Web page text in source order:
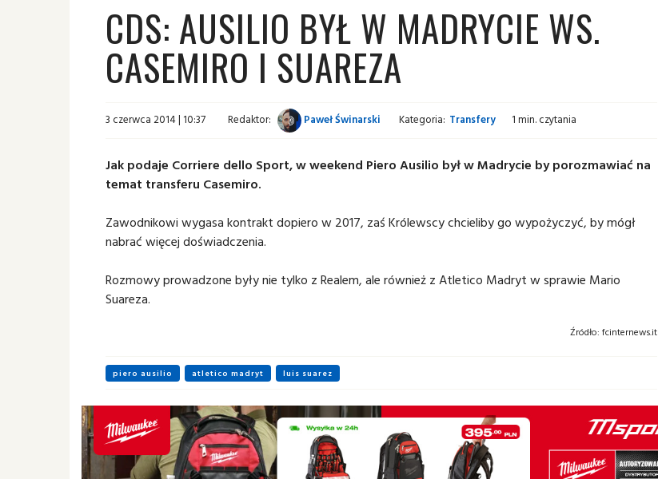
CDS: AUSILIO BYŁ W MADRYCIE WS.
CASEMIRO I SUAREZA
3 czerwca 2014 | 10:37 Redaktor: Paweł Świnarski Kategoria: Transfery 1 min. czytania
Jak podaje Corriere dello Sport, w weekend Piero Ausilio był w Madrycie by porozmawiać na
temat transferu Casemiro.
Zawodnikowi wygasa kontrakt dopiero w 2017, zaś Królewscy chcieliby go wypożyczyć, by mógł
nabrać więcej doświadczenia.
Rozmowy prowadzone były nie tylko z Realem, ale również z Atletico Madryt w sprawie Mario
Suareza.
Źródło: fcinternews.it
piero ausilio atletico madryt luis suarez